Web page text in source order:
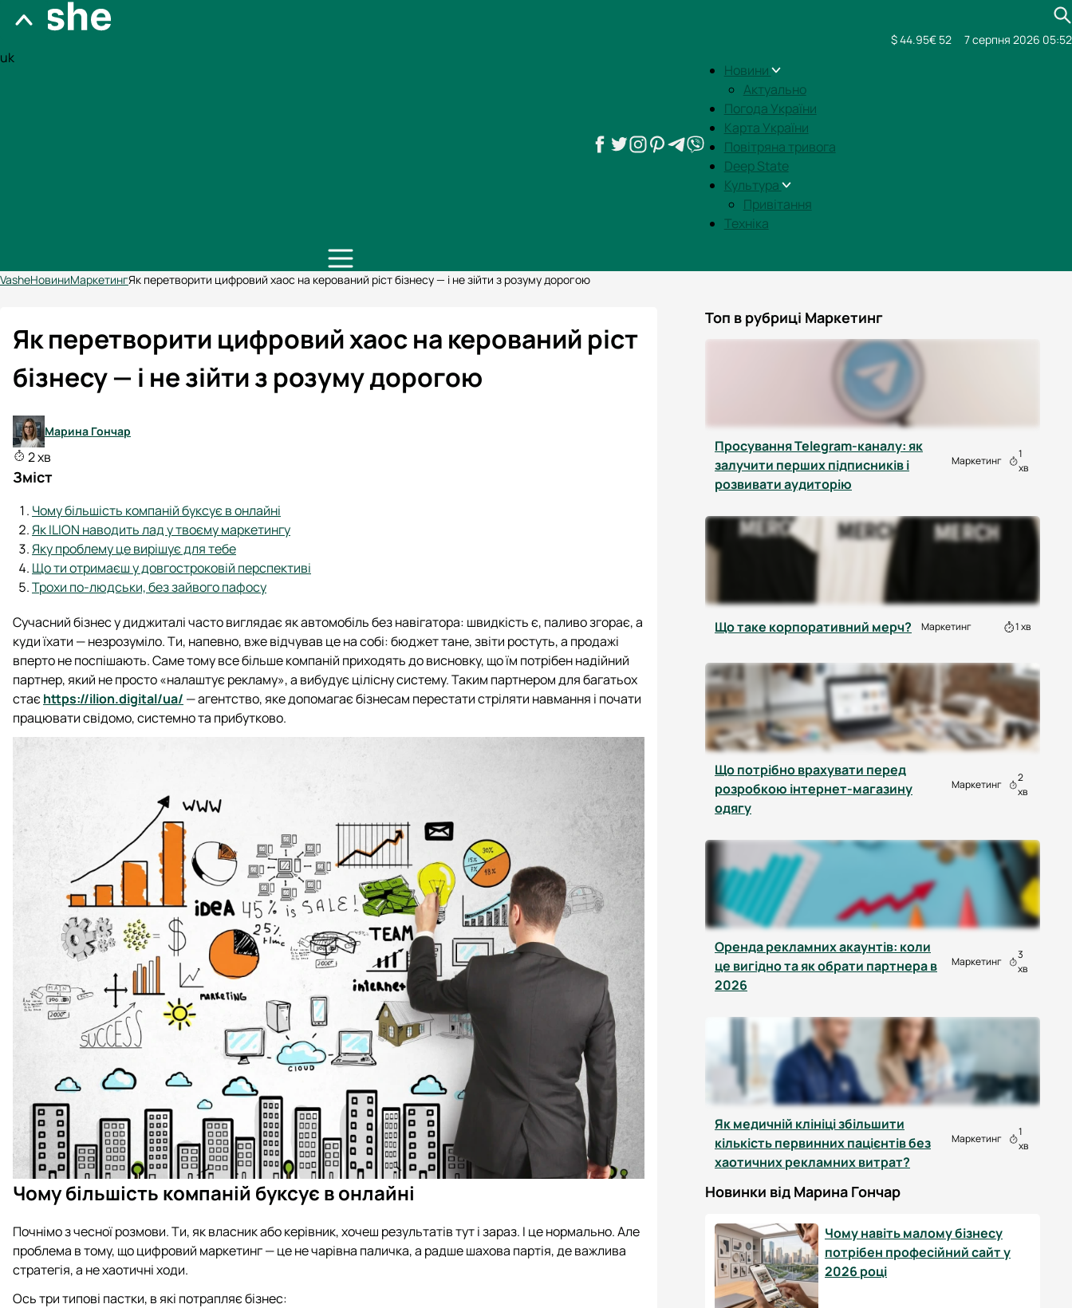
uk
Новини
Актуально
Погода України
Карта України
Повітряна тривога
Deep State
Культура
Привітання
Техніка
$ 44.95€ 52 7 серпня 2026 05:52
VasheНовиниМаркетингЯк перетворити цифровий хаос на керований ріст бізнесу — і не зійти з розуму дорогою
Як перетворити цифровий хаос на керований ріст
бізнесу — і не зійти з розуму дорогою
Марина Гончар
2 хв
Зміст
Чому більшість компаній буксує в онлайні
Як ILION наводить лад у твоєму маркетингу
Яку проблему це вирішує для тебе
Що ти отримаєш у довгостроковій перспективі
Трохи по-людськи, без зайвого пафосу
Сучасний бізнес у диджиталі часто виглядає як автомобіль без навігатора: швидкість є, паливо згорає, а
куди їхати — незрозуміло. Ти, напевно, вже відчував це на собі: бюджет тане, звіти ростуть, а продажі
вперто не поспішають. Саме тому все більше компаній приходять до висновку, що їм потрібен надійний
партнер, який не просто «налаштує рекламу», а вибудує цілісну систему. Таким партнером для багатьох
стаєhttps://ilion.digital/ua/ — агентство, яке допомагає бізнесам перестати стріляти навмання і почати
працювати свідомо, системно та прибутково.
Чому більшість компаній буксує в онлайні
Почнімо з чесної розмови. Ти, як власник або керівник, хочеш результатів тут і зараз. І це нормально. Але
проблема в тому, що цифровий маркетинг — це не чарівна паличка, а радше шахова партія, де важлива
стратегія, а не хаотичні ходи.
Ось три типові пастки, в які потрапляє бізнес:
Топ в рубриці Маркетинг
Просування Telegram-каналу: як
залучити перших підписників і
розвивати аудиторію
Маркетинг
1
хв
Що таке корпоративний мерч? Маркетинг 1 хв
Що потрібно врахувати перед
розробкою інтернет-магазину
одягу
Маркетинг
2
хв
Оренда рекламних акаунтів: коли
це вигідно та як обрати партнера в
2026
Маркетинг
3
хв
Як медичній клініці збільшити
кількість первинних пацієнтів без
хаотичних рекламних витрат?
Маркетинг
1
хв
Новинки від Марина Гончар
Чому навіть малому бізнесу
потрібен професійний сайт у
2026 році